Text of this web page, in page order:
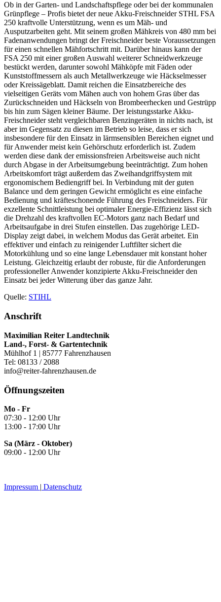
Ob in der Garten- und Landschaftspflege oder bei der kommunalen
Grünpflege – Profis bietet der neue Akku-Freischneider STHL FSA
250 kraftvolle Unterstützung, wenn es um Mäh- und
Ausputzarbeiten geht. Mit seinem großen Mähkreis von 480 mm bei
Fadenanwendungen bringt der Freischneider beste Voraussetzungen
für einen schnellen Mähfortschritt mit. Darüber hinaus kann der
FSA 250 mit einer großen Auswahl weiterer Schneidwerkzeuge
bestückt werden, darunter sowohl Mähköpfe mit Fäden oder
Kunststoffmessern als auch Metallwerkzeuge wie Häckselmesser
oder Kreissägeblatt. Damit reichen die Einsatzbereiche des
vielseitigen Geräts vom Mähen auch von hohem Gras über das
Zurückschneiden und Häckseln von Brombeerhecken und Gestrüpp
bis hin zum Sägen kleiner Bäume. Der leistungsstarke Akku-
Freischneider steht vergleichbaren Benzingeräten in nichts nach, ist
aber im Gegensatz zu diesen im Betrieb so leise, dass er sich
insbesondere für den Einsatz in lärmsensiblen Bereichen eignet und
für Anwender meist kein Gehörschutz erforderlich ist. Zudem
werden diese dank der emissionsfreien Arbeitsweise auch nicht
durch Abgase in der Arbeitsumgebung beeinträchtigt. Zum hohen
Arbeitskomfort trägt außerdem das Zweihandgriffsystem mit
ergonomischem Bediengriff bei. In Verbindung mit der guten
Balance und dem geringen Gewicht ermöglicht es eine einfache
Bedienung und kräfteschonende Führung des Freischneiders. Für
exzellente Schnittleistung bei optimaler Energie-Effizienz lässt sich
die Drehzahl des kraftvollen EC-Motors ganz nach Bedarf und
Arbeitsaufgabe in drei Stufen einstellen. Das zugehörige LED-
Display zeigt dabei, in welchem Modus das Gerät arbeitet. Ein
effektiver und einfach zu reinigender Luftfilter sichert die
Motorkühlung und so eine lange Lebensdauer mit konstant hoher
Leistung. Gleichzeitig erlaubt der robuste, für die Anforderungen
professioneller Anwender konzipierte Akku-Freischneider den
Einsatz bei jeder Witterung über das ganze Jahr.
Quelle: STIHL
Anschrift
Maximilian Reiter Landtechnik
Land-, Forst- & Gartentechnik
Mühlhof 1 | 85777 Fahrenzhausen
Tel: 08133 / 2088
info@reiter-fahrenzhausen.de
Öffnungszeiten
Mo - Fr
07:30 - 12:00 Uhr
13:00 - 17:00 Uhr
Sa (März - Oktober)
09:00 - 12:00 Uhr
Impressum | Datenschutz